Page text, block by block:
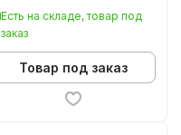
Есть на складе, товар под
заказ
Товар под заказ